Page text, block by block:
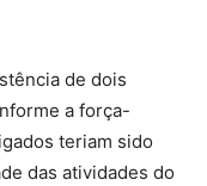
de dois
a força-
teriam sido
das atividades do